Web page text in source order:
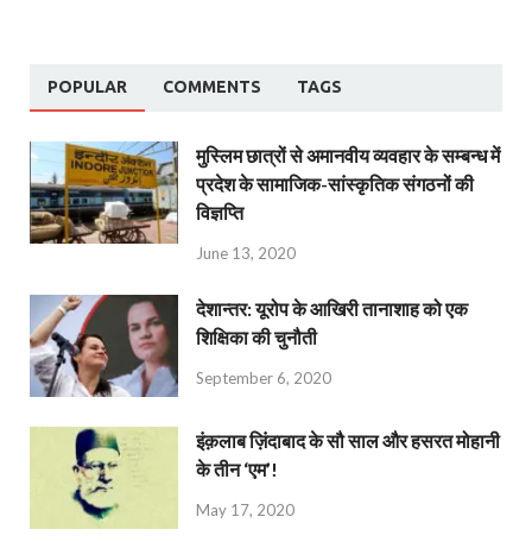
POPULAR COMMENTS TAGS
मुस्लिम छात्रों से अमानवीय व्यवहार के सम्बन्ध में
प्रदेश के सामाजिक-सांस्कृतिक संगठनों की
विज्ञप्ति
June 13, 2020
देशान्‍तर: यूरोप के आखिरी तानाशाह को एक
शिक्षिका की चुनौती
September 6, 2020
इंक़लाब ज़िंदाबाद के सौ साल और हसरत मोहानी
के तीन ‘एम’!
May 17, 2020